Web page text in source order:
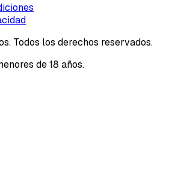
Todos los derechos reservados.
de 18 años.